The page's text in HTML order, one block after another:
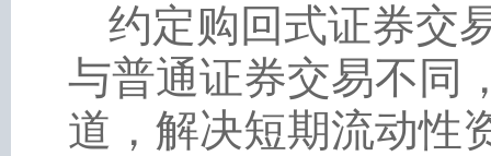
约定购回式证券交
与普通证券交易不同
道，解决短期流动性